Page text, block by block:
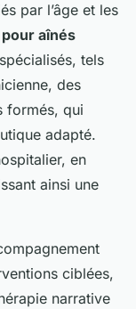
par l’âge et les
aînés
tels
des
formés, qui
adapté.
en
ainsi une
ciblées,
narrative